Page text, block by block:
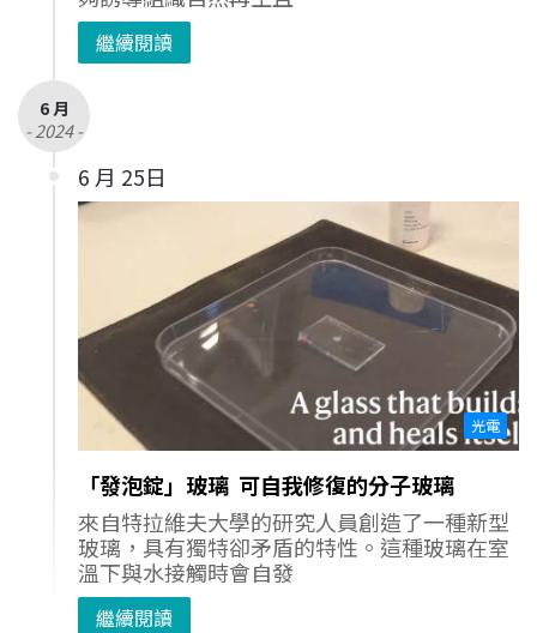
繼續閱讀
6 月
- 2024 -
6 月 25日
光電
「發泡錠」玻璃 可自我修復的分子玻璃
來自特拉維夫大學的研究人員創造了一種新型
玻璃，具有獨特卻矛盾的特性。這種玻璃在室
溫下與水接觸時會自發
繼續閱讀